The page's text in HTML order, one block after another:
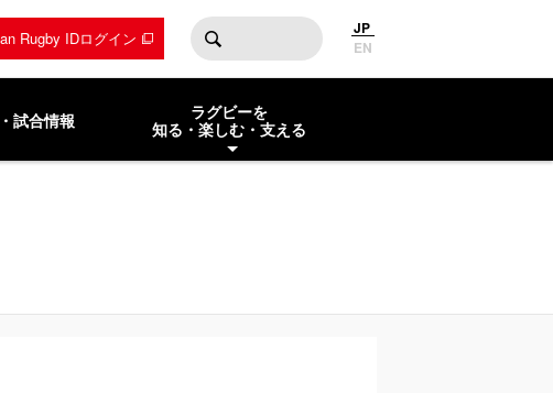
Rugby IDログイン
JP
EN
試合情報
ラグビーを
知る・楽しむ・支える